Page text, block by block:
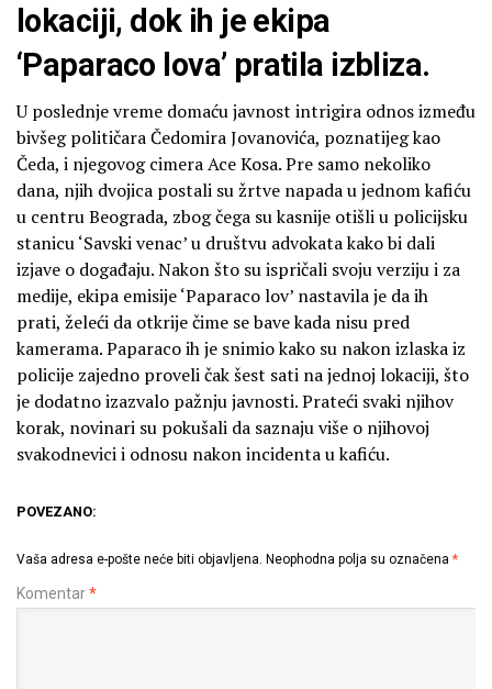
lokaciji, dok ih je ekipa
‘Paparaco lova’ pratila izbliza.
U poslednje vreme domaću javnost intrigira odnos između
bivšeg političara Čedomira Jovanovića, poznatijeg kao
Čeda, i njegovog cimera Ace Kosa. Pre samo nekoliko
dana, njih dvojica postali su žrtve napada u jednom kafiću
u centru Beograda, zbog čega su kasnije otišli u policijsku
stanicu ‘Savski venac’ u društvu advokata kako bi dali
izjave o događaju. Nakon što su ispričali svoju verziju i za
medije, ekipa emisije ‘Paparaco lov’ nastavila je da ih
prati, želeći da otkrije čime se bave kada nisu pred
kamerama. Paparaco ih je snimio kako su nakon izlaska iz
policije zajedno proveli čak šest sati na jednoj lokaciji, što
je dodatno izazvalo pažnju javnosti. Prateći svaki njihov
korak, novinari su pokušali da saznaju više o njihovoj
svakodnevici i odnosu nakon incidenta u kafiću.
POVEZANO:
Vaša adresa e-pošte neće biti objavljena. Neophodna polja su označena *
Komentar*